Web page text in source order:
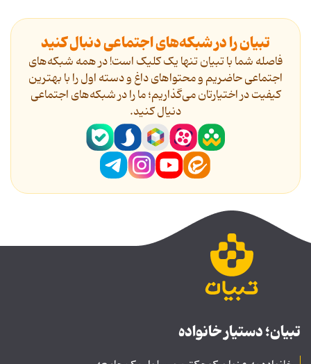
تبیان را در شبکه‌های اجتماعی دنبال کنید
فاصله شما با تبیان تنها یک کلیک است! در همه شبکه‌های
اجتماعی حاضریم و محتواهای داغ و دسته اول را با بهترین
کیفیت در اختیارتان می‌گذاریم؛ ما را در شبکه‌های اجتماعی
دنیال کنید.
تبیان؛ دستیار خانواده